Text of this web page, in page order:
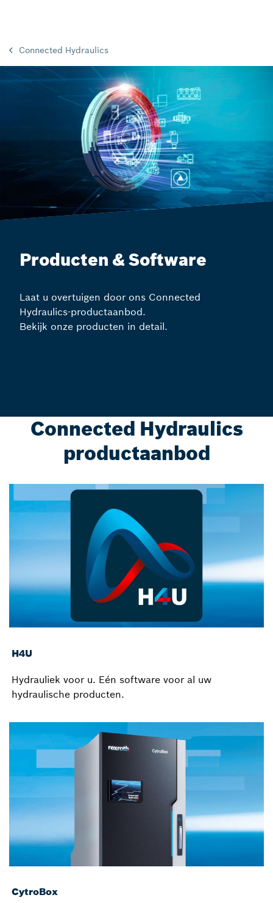
Connected Hydraulics
Producten & Software
Laat u overtuigen door ons Connected
Hydraulics-productaanbod.
Bekijk onze producten in detail.
Connected Hydraulics
productaanbod
H4U
Hydrauliek voor u. Eén software voor al uw
hydraulische producten.
CytroBox